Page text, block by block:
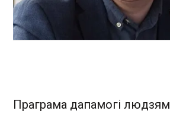
Праграма дапамогі